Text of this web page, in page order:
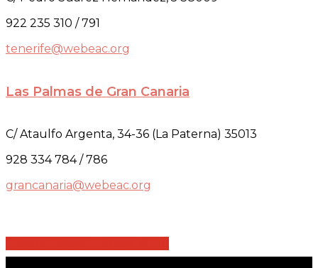
922 235 310 / 791
tenerife@webeac.org
Las Palmas de Gran Canaria
C/ Ataulfo Argenta, 34-36 (La Paterna) 35013
928 334 784 / 786
grancanaria@webeac.org